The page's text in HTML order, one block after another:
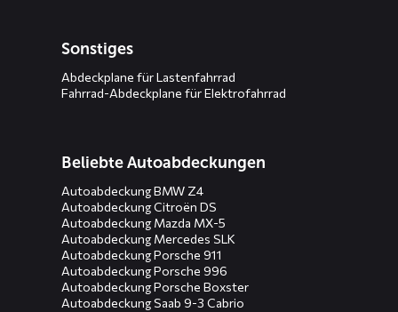
Sonstiges
Abdeckplane für Lastenfahrrad
Fahrrad-Abdeckplane für Elektrofahrrad
Beliebte Autoabdeckungen
Autoabdeckung BMW Z4
Autoabdeckung Citroën DS
Autoabdeckung Mazda MX-5
Autoabdeckung Mercedes SLK
Autoabdeckung Porsche 911
Autoabdeckung Porsche 996
Autoabdeckung Porsche Boxster
Autoabdeckung Saab 9-3 Cabrio